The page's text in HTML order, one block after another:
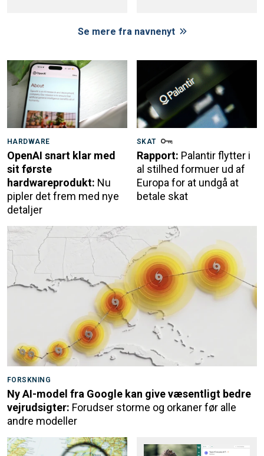
Se mere fra navnenyt
HARDWARE
OpenAI snart klar med
sit første
hardwareprodukt: Nu
pipler det frem med nye
detaljer
SKAT
Rapport: Palantir flytter i
al stilhed formuer ud af
Europa for at undgå at
betale skat
FORSKNING
Ny AI-model fra Google kan give væsentligt bedre
vejrudsigter: Forudser storme og orkaner før alle
andre modeller